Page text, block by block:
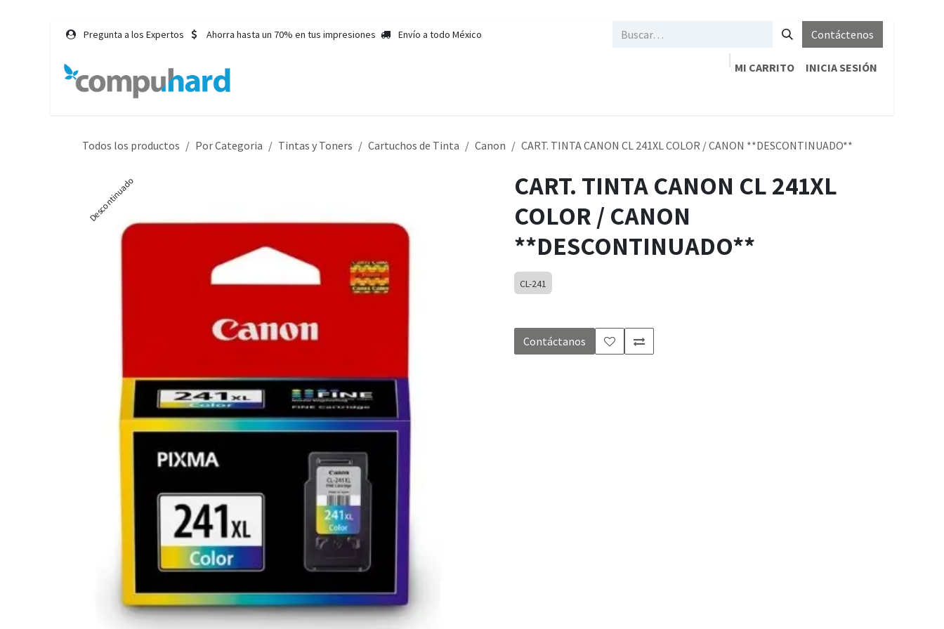
Ir al contenido Pregunta a los Expertos Ahorra hasta un 70% en tus impresiones Envío a todo México Contáctenos
MI CARRITO
INICIA SESIÓN
Todos los productos Por Categoria Tintas y Toners Cartuchos de Tinta Canon CART. TINTA CANON CL 241XL COLOR / CANON **DESCONTINUADO**
Descontinuado
CART. TINTA CANON CL 241XL
COLOR / CANON
**DESCONTINUADO**
CL-241
Contáctanos